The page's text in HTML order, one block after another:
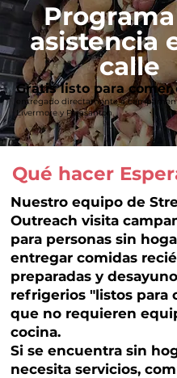
asistencia
calle
Gratis listo para comer
entregado directamente a
Livermore y Pleasanton.
Qué hacer
Nuestro equipo de
Outreach visita
para personas sin
entregar comidas
preparadas y
refrigerios "listos para
que no requieren
cocina.
Si se encuentra sin
necesita servicios,